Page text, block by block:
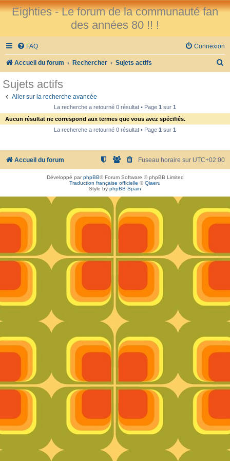
Eighties - Le forum de la communauté fan
des années 80 !! !
FAQ Connexion
Accueil du forum Rechercher Sujets actifs
e
Sujets actifs
Aller sur la recherche avancée
La recherche a retourné 0 résultat • Page 1 sur 1
Aucun résultat ne correspond aux termes que vous avez spécifiés.
La recherche a retourné 0 résultat • Page 1 sur 1
Accueil du forum Fuseau horaire sur UTC+02:00
Développé parphpBB® Forum Software © phpBB Limited
Traduction française officielle ©Qiaeru
Style by phpBB Spain